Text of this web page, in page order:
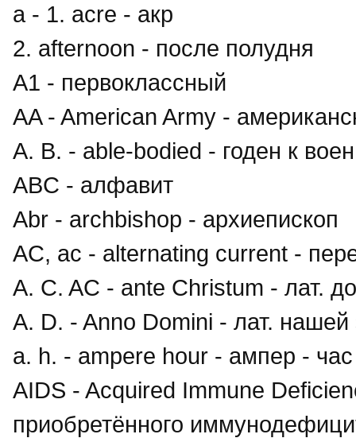
a - 1. acre - акр
2. afternoon - после полудня
A1 - первоклассный
AA - American Army -
A. B. - able-bodied - годен к
ABC - алфавит
Abr - archbishop - архиепископ
AC, ac - alternating current -
A. C. AC - ante Christum - лат.
A. D. - Anno Domini - лат.
a. h. - ampere hour - ампер - час
AIDS - Acquired Immune
приобретённого